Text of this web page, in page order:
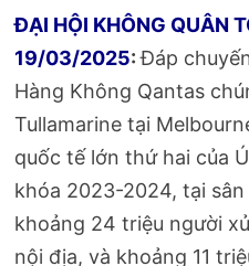
ĐẠI HỘI KHÔNG QUÂN
19/03/2025:Đáp
Hàng Không Qantas
Tullamarine tại
quốc tế lớn thứ hai của
khóa 2023-2024, tại
khoảng 24 triệu người
nội địa, và khoảng 11